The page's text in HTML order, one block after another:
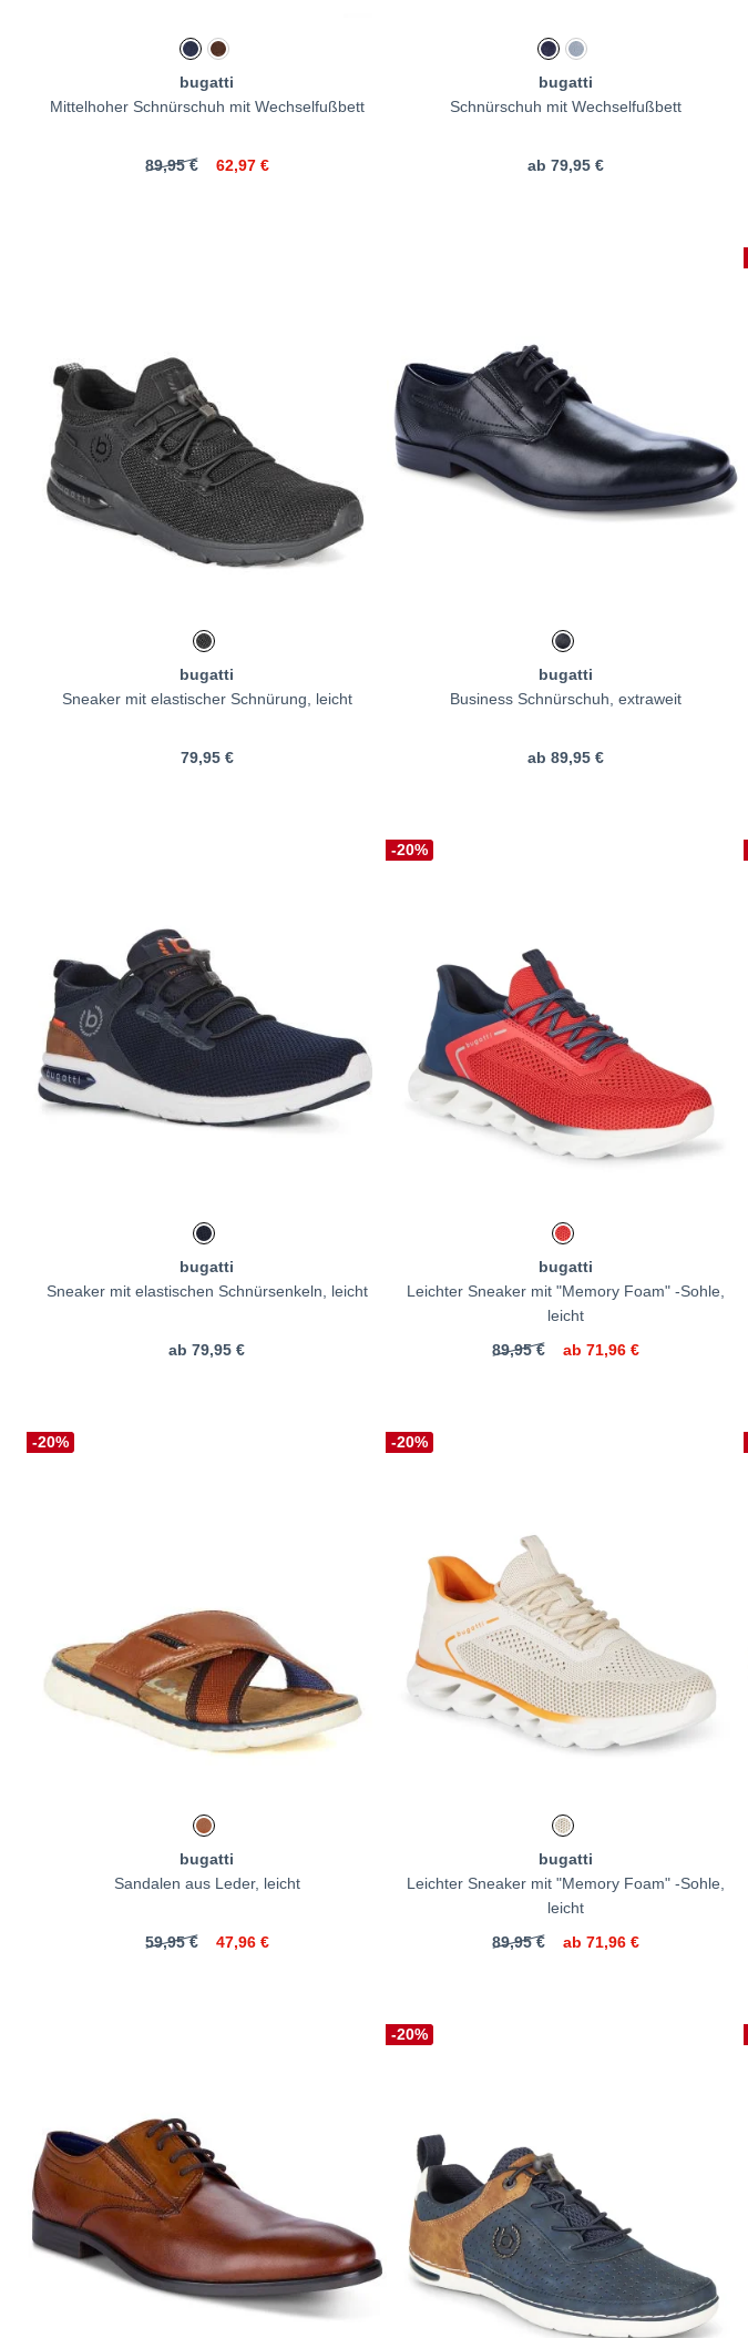
bugatti
Mittelhoher Schnürschuh mit Wechselfußbett
89,95 € 62,97 €
bugatti
Schnürschuh mit Wechselfußbett
ab 79,95 €
bugatti
Sneaker mit elastischer Schnürung, leicht
79,95 €
bugatti
Business Schnürschuh, extraweit
ab 89,95 €
bugatti
Sneaker mit elastischen Schnürsenkeln, leicht
ab 79,95 €
-20%
bugatti
Leichter Sneaker mit "Memory Foam" -Sohle,
leicht
89,95 €
ab 71,96 €
-20%
bugatti
Sandalen aus Leder, leicht
59,95 € 47,96 €
-20%
bugatti
Leichter Sneaker mit "Memory Foam" -Sohle,
leicht
89,95 €
ab 71,96 €
-20%